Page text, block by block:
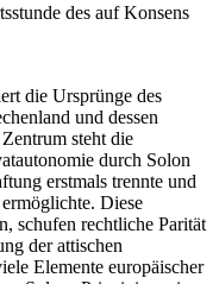
des auf Konsens
die Ursprünge des
und dessen
steht die
durch Solon
erstmals trennte und
Diese
schufen rechtliche Parität
der attischen
Elemente europäischer